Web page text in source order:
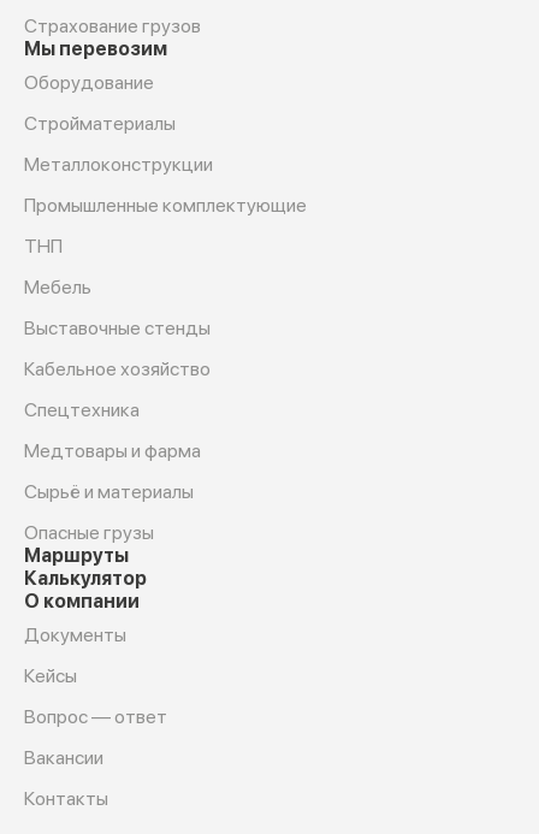
Страхование грузов
Мы перевозим
Оборудование
Cтройматериалы
Металлоконструкции
Промышленные комплектующие
ТНП
Мебель
Выставочные стенды
Кабельное хозяйство
Спецтехника
Медтовары и фарма
Сырьё и материалы
Опасные грузы
Маршруты
Калькулятор
О компании
Документы
Кейсы
Вопрос — ответ
Вакансии
Контакты